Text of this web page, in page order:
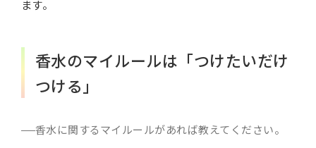
ます。
香水のマイルールは「つけたいだけ
つける」
香水に関するマイルールがあれば教えてください。